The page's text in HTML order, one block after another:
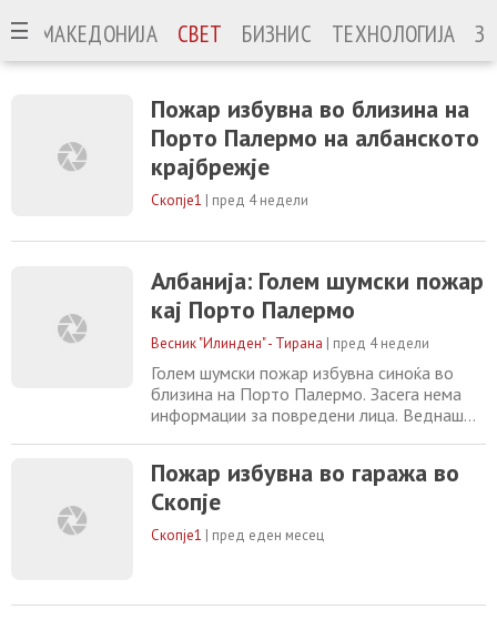
МАКЕДОНИЈА СВЕТ БИЗНИС ТЕХНОЛОГИЈА
Пожар избувна во близина на
Порто Палермо на албанското
крајбрежје
Скопје1 | пред 4 недели
Албанија: Голем шумски пожар
кај Порто Палермо
Весник "Илинден" - Тирана | пред 4 недели
Голем шумски пожар избувна синоќа во
близина на Порто Палермо. Засега нема
информации за повредени лица. Веднаш
противпожарната служба кои
интервенираат за негово ставање под
контрола. Причината за избувнувањето на
пожарот се уште не е позната.
Пожар избувна во гаража во
Скопје
Скопје1 | пред еден месец